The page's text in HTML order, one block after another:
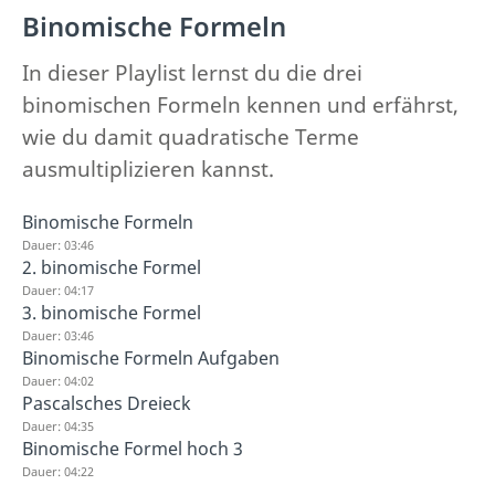
Binomische Formeln
In dieser Playlist lernst du die drei
binomischen Formeln kennen und erfährst,
wie du damit quadratische Terme
ausmultiplizieren kannst.
Binomische Formeln
Dauer: 03:46
2. binomische Formel
Dauer: 04:17
3. binomische Formel
Dauer: 03:46
Binomische Formeln Aufgaben
Dauer: 04:02
Pascalsches Dreieck
Dauer: 04:35
Binomische Formel hoch 3
Dauer: 04:22